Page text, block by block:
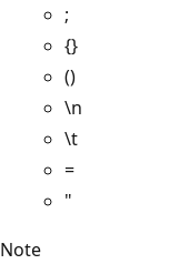
;
{}
()
\n
\t
=
"
Note